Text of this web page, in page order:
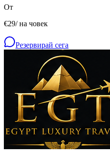
От
€29/на човек
Резервирай сега